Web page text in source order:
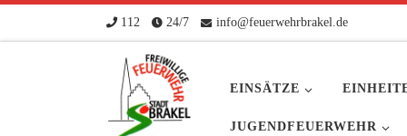
Zum Inhalt springen
112 24/7 info@feuerwehrbrakel.de
EINSÄTZE
JUGENDFEUERWEHR